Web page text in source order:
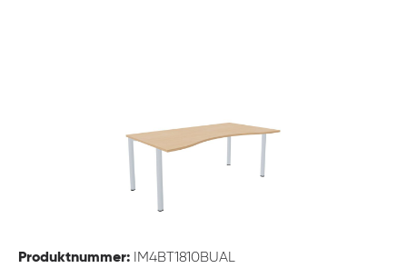
Produktnummer: IM4BT1810BUAL